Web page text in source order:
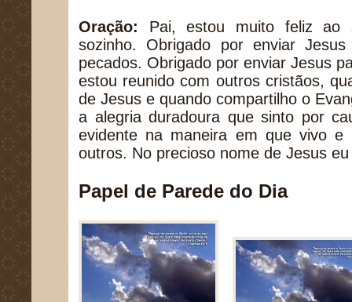
Oração: Pai, estou muito feliz ao
sozinho. Obrigado por enviar
pecados. Obrigado por enviar Jesus
estou reunido com outros cristãos,
de Jesus e quando compartilho o
a alegria duradoura que sinto por
evidente na maneira em que vivo
outros. No precioso nome de Jesus
Papel de Parede do Dia